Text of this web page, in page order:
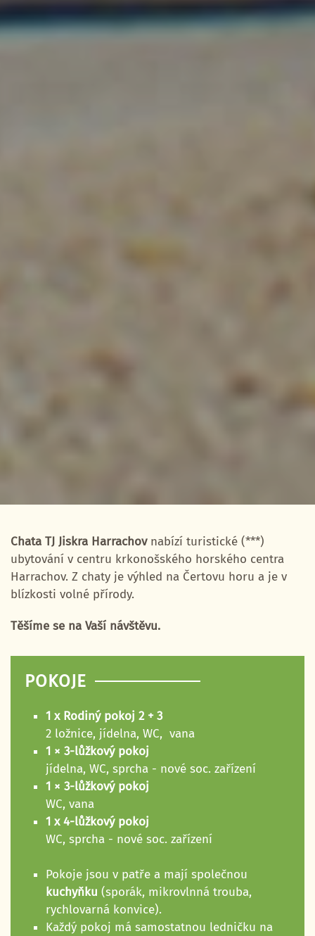
Chata TJ Jiskra Harrachovnabízí turistické (***)
ubytování v centru krkonošského horského centra
Harrachov. Z chaty je výhled na Čertovu horu a je v
blízkosti volné přírody.
Těšíme se na Vaší návštěvu.
POKOJE
1 x Rodiný pokoj 2 + 3
2 ložnice, jídelna, WC, vana
1 × 3-lůžkový pokoj
jídelna, WC, sprcha - nové soc. zařízení
1 × 3-lůžkový pokoj
WC, vana
1 x 4-lůžkový pokoj
WC, sprcha - nové soc. zařízení
Pokoje jsou v patře a mají společnou
kuchyňku (sporák, mikrovlnná trouba,
rychlovarná konvice).
Každý pokoj má samostatnou ledničku na